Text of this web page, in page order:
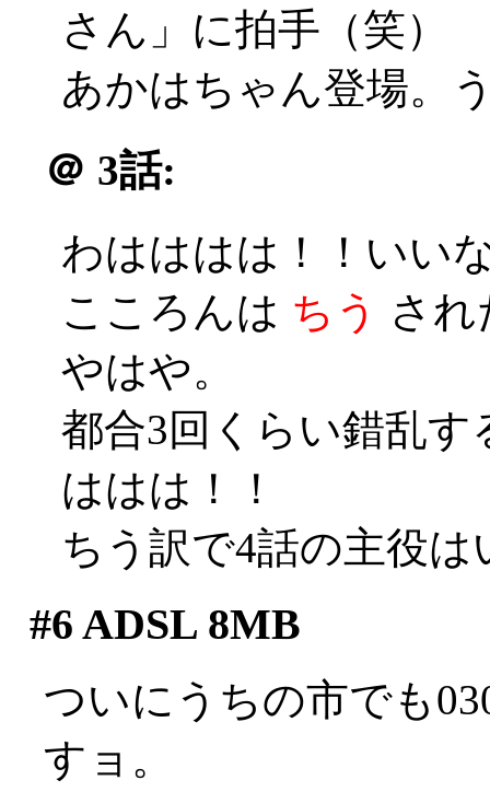
さん」に拍手（笑）
あかはちゃん登場。
＠ 3話:
わはははは！！いい
こころんは ちう
さ
やはや。
都合3回くらい錯乱
ははは！！
ちう訳で4話の主役
#6 ADSL 8MB
ついにうちの市でも
すョ。